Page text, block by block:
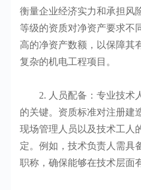
衡量企业经济实力和承担风
等级的资质对净资产要求不
高的净资产数额，以保障其
复杂的机电工程项目。
2. 人员配备：专业技术
的关键。资质标准对注册建
现场管理人员以及技术工人
定。例如，技术负责人需具
职称，确保能够在技术层面